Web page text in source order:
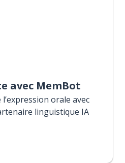
avec MemBot
orale avec
linguistique IA